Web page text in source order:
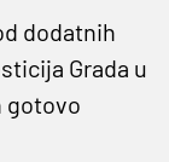
dodatnih
Grada u
gotovo